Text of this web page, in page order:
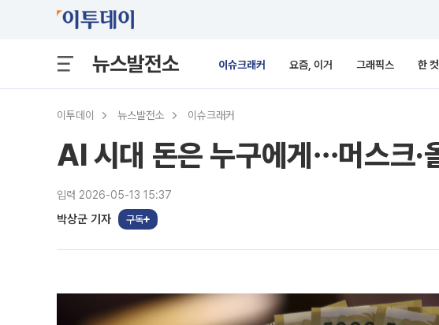
뉴스발전소 이슈크래커 요즘, 이거 그래픽스 한 컷
이투데이 뉴스발전소 이슈크래커
AI 시대 돈은 누구에게⋯머스크·
입력 2026-05-13 15:37
박상군 기자 구독